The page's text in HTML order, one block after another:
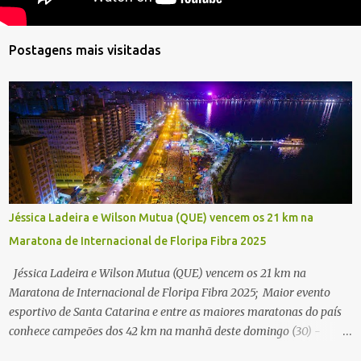
Postagens mais visitadas
Jéssica Ladeira e Wilson Mutua (QUE) vencem os 21 km na
Maratona de Internacional de Floripa Fibra 2025
Jéssica Ladeira e Wilson Mutua (QUE) vencem os 21 km na
Maratona de Internacional de Floripa Fibra 2025; Maior evento
esportivo de Santa Catarina e entre as maiores maratonas do país
conhece campeões dos 42 km na manhã deste domingo (30) -